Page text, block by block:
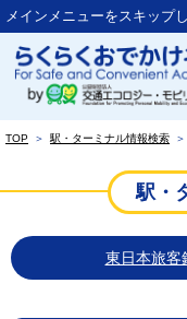
メインメニューをスキップ
TOP ＞ 駅・ターミナル情報検索 ＞
駅・
東日本旅客